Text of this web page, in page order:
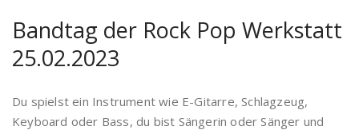
Bandtag der Rock Pop Werkstatt
25.02.2023
Du spielst ein Instrument wie E-Gitarre, Schlagzeug,
Keyboard oder Bass, du bist Sängerin oder Sänger und